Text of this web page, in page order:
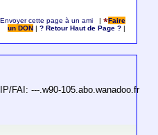
Envoyer cette page à un ami |
Faire
un DON
|? Retour Haut de Page ?
IP/FAI: ---.w90-105.abo.wanadoo.fr